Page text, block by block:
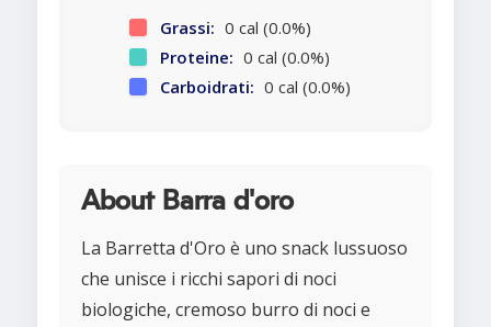
Grassi: 0 cal (0.0%)
Proteine: 0 cal (0.0%)
Carboidrati: 0 cal (0.0%)
About Barra d'oro
La Barretta d'Oro è uno snack lussuoso
che unisce i ricchi sapori di noci
biologiche, cremoso burro di noci e